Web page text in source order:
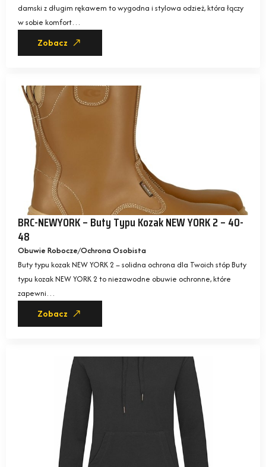
damski z długim rękawem to wygodna i stylowa odzież, która łączy
w sobie komfort…
Zobacz
BRC-NEWYORK – Buty Typu Kozak NEW YORK 2 – 40-
48
Obuwie Robocze Ochrona Osobista
Buty typu kozak NEW YORK 2 – solidna ochrona dla Twoich stóp Buty
typu kozak NEW YORK 2 to niezawodne obuwie ochronne, które
zapewni…
Zobacz